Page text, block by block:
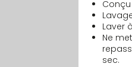
Laver
Ne
sec.